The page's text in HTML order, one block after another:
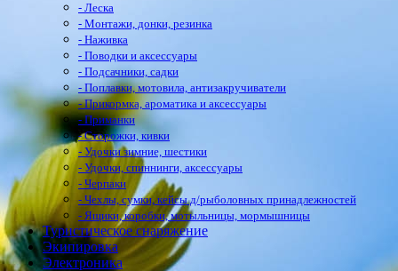
- Леска
- Монтажи, донки, резинка
- Наживка
- Поводки и аксессуары
- Подсачники, садки
- Поплавки, мотовила, антизакручиватели
- Прикормка, ароматика и аксессуары
- Приманки
- Сторожки, кивки
- Удочки зимние, шестики
- Удочки, спиннинги, аксессуары
- Черпаки
- Чехлы, сумки, кейсы д/рыболовных принадлежностей
- Ящики, коробки, мотыльницы, мормышницы
Туристическое снаряжение
Экипировка
Электроника